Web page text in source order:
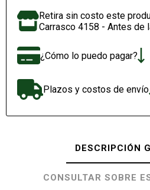
Retira sin costo este
Carrasco 4158 - Antes de
¿Cómo lo puedo pagar?
Plazos y costos de envío
DESCRIPCIÓN
CONSULTAR SOBRE